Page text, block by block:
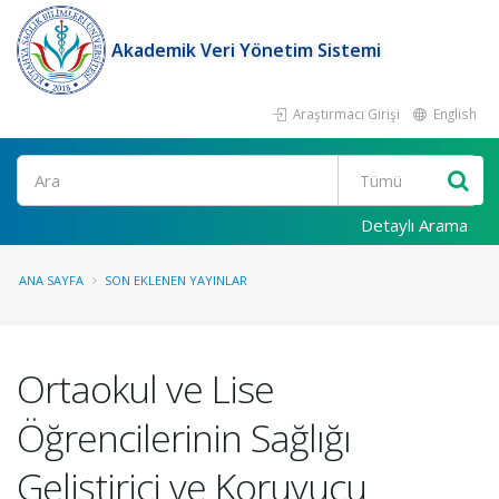
Akademik Veri Yönetim Sistemi
Araştırmacı Girişi English
Ara
Detaylı Arama
ANA SAYFA SON EKLENEN YAYINLAR
Ortaokul ve Lise
Öğrencilerinin Sağlığı
Geliştirici ve Koruyucu